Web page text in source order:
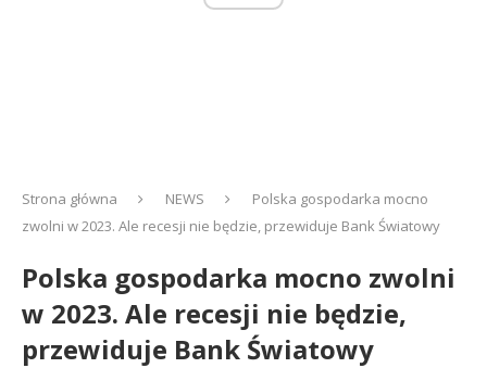
Strona główna NEWS
Polska gospodarka mocno
zwolni w 2023. Ale recesji nie będzie, przewiduje Bank Światowy
Polska gospodarka mocno zwolni
w 2023. Ale recesji nie będzie,
przewiduje Bank Światowy